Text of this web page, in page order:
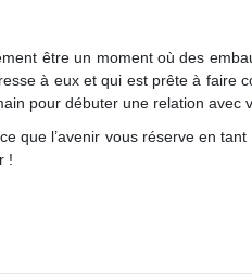
être un moment où des
à eux et qui est prête à faire
pour débuter une relation
que l’avenir vous réserve en
!